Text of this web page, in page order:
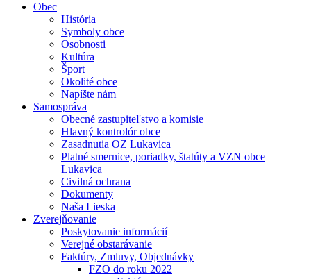
Obec
História
Symboly obce
Osobnosti
Kultúra
Šport
Okolité obce
Napíšte nám
Samospráva
Obecné zastupiteľstvo a komisie
Hlavný kontrolór obce
Zasadnutia OZ Lukavica
Platné smernice, poriadky, štatúty a VZN obce
Lukavica
Civilná ochrana
Dokumenty
Naša Lieska
Zverejňovanie
Poskytovanie informácií
Verejné obstarávanie
Faktúry, Zmluvy, Objednávky
FZO do roku 2022